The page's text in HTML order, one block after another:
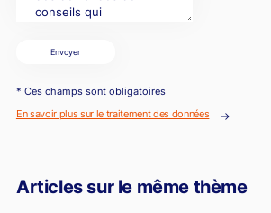
Envoyer
* Ces champs sont obligatoires
En savoir plus sur le traitement des données
Articles sur le même thème